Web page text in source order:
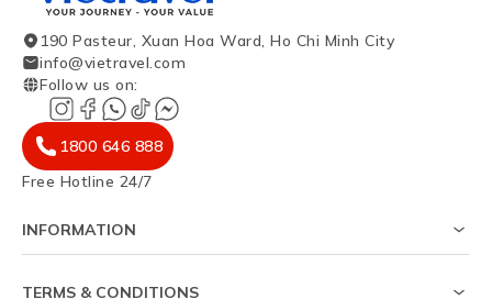
190 Pasteur, Xuan Hoa Ward, Ho Chi Minh City
info@vietravel.com
Follow us on:
1800 646 888
Free Hotline 24/7
INFORMATION
Survey on visa success rate
TERMS & CONDITIONS